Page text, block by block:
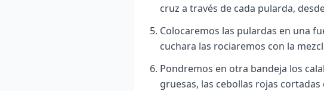
cruz a través de cada pularda,
Colocaremos las pulardas en una
cuchara las rociaremos con la
Pondremos en otra bandeja los
gruesas, las cebollas rojas